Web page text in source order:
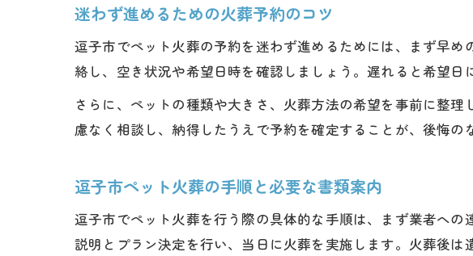
逗子市での火葬
逗子市ペッ
遺骨の供養
火葬後にで
迷わず進めるための火葬予約のコツ
逗子市でペット火葬の予約を迷わず進めるためには、まず早
絡し、空き状況や希望日時を確認しましょう。遅れると希望日
さらに、ペットの種類や大きさ、火葬方法の希望を事前に整
慮なく相談し、納得したうえで予約を確定することが、後悔の
逗子市ペット火葬の手順と必要な書類案内
逗子市でペット火葬を行う際の具体的な手順は、まず業者へ
説明とプラン決定を行い、当日に火葬を実施します。火葬後は